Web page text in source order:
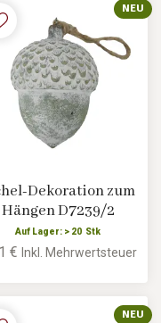
NEU
Dekoration zum
Hängen D7239/2
Auf Lager: > 20 Stk
€ Inkl. Mehrwertsteuer
NEU